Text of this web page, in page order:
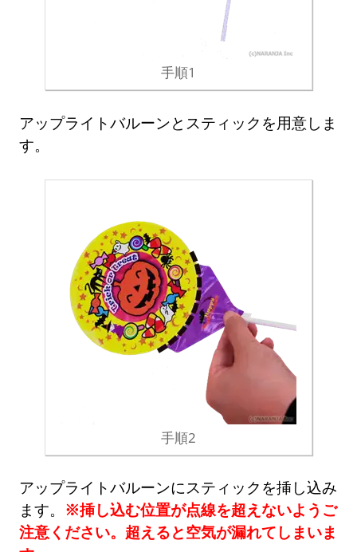
手順1
アップライトバルーンとスティックを用意しま
す。
手順2
アップライトバルーンにスティックを挿し込み
ます。 ※挿し込む位置が点線を超えないようご
注意ください。超えると空気が漏れてしまいま